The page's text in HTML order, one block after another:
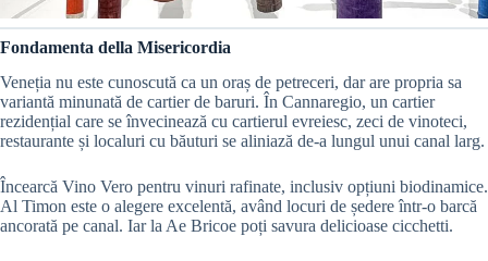
Fondamenta della Misericordia
Veneția nu este cunoscută ca un oraș de petreceri, dar are propria sa
variantă minunată de cartier de baruri. În Cannaregio, un cartier
rezidențial care se învecinează cu cartierul evreiesc, zeci de vinoteci,
restaurante și localuri cu băuturi se aliniază de-a lungul unui canal larg.
Încearcă Vino Vero pentru vinuri rafinate, inclusiv opțiuni biodinamice.
Al Timon este o alegere excelentă, având locuri de ședere într-o barcă
ancorată pe canal. Iar la Ae Bricoe poți savura delicioase cicchetti.